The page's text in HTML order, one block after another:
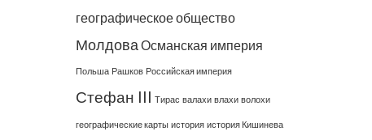
географическое общество
Молдова Османская империя
Польша Рашков Российская империя
Стефан III Тирас валахи влахи волохи
географические карты история история Кишинева